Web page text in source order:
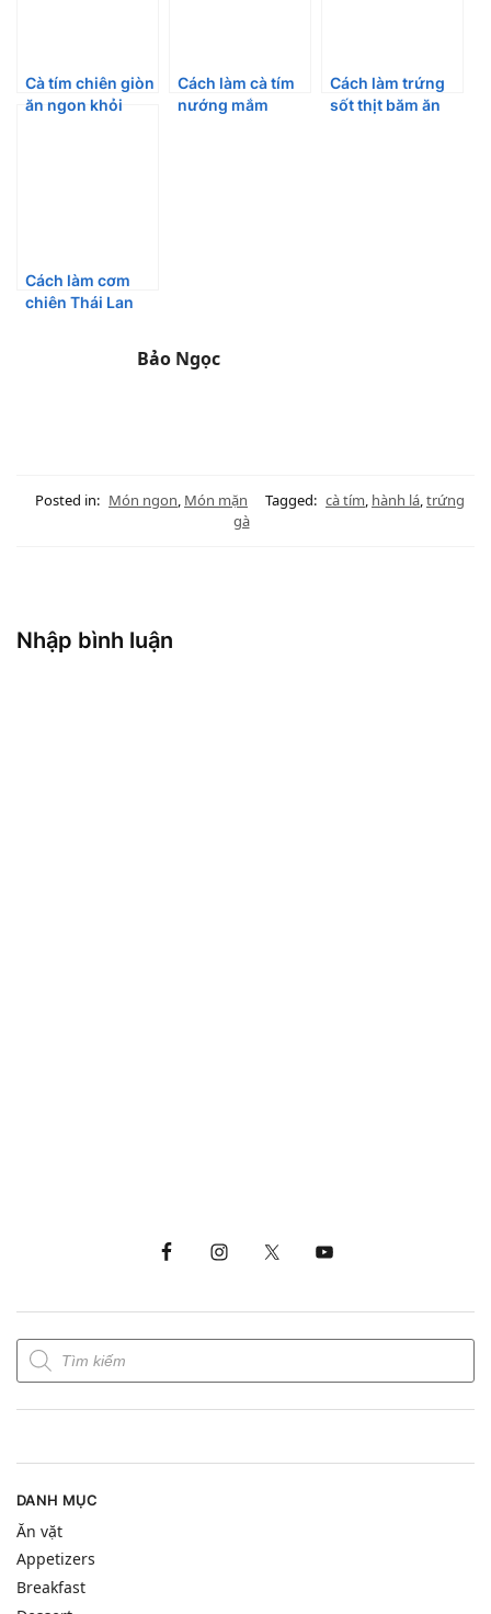
Cà tím chiên giòn
ăn ngon khỏi
Cách làm cà tím
nướng mắm
Cách làm trứng
sốt thịt băm ăn
Cách làm cơm
chiên Thái Lan
Bảo Ngọc
Posted in: Món ngon, Món mặn Tagged: cà tím, hành lá,trứng
gà
Nhập bình luận
DANH MỤC
Ăn vặt
Appetizers
Breakfast